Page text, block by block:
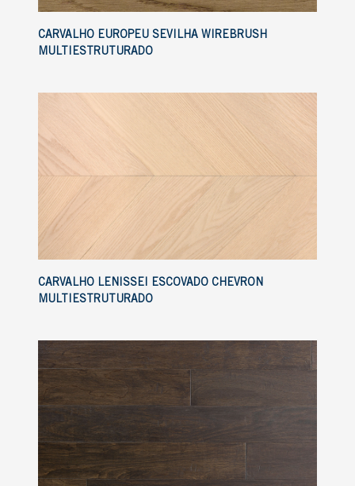
CARVALHO EUROPEU SEVILHA WIREBRUSH
MULTIESTRUTURADO
CARVALHO LENISSEI ESCOVADO CHEVRON
MULTIESTRUTURADO